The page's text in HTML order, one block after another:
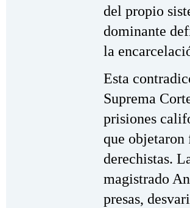
del propio
dominante
la
Esta
Suprema
prisiones
que objetaron
derechistas.
magistrado
presas,